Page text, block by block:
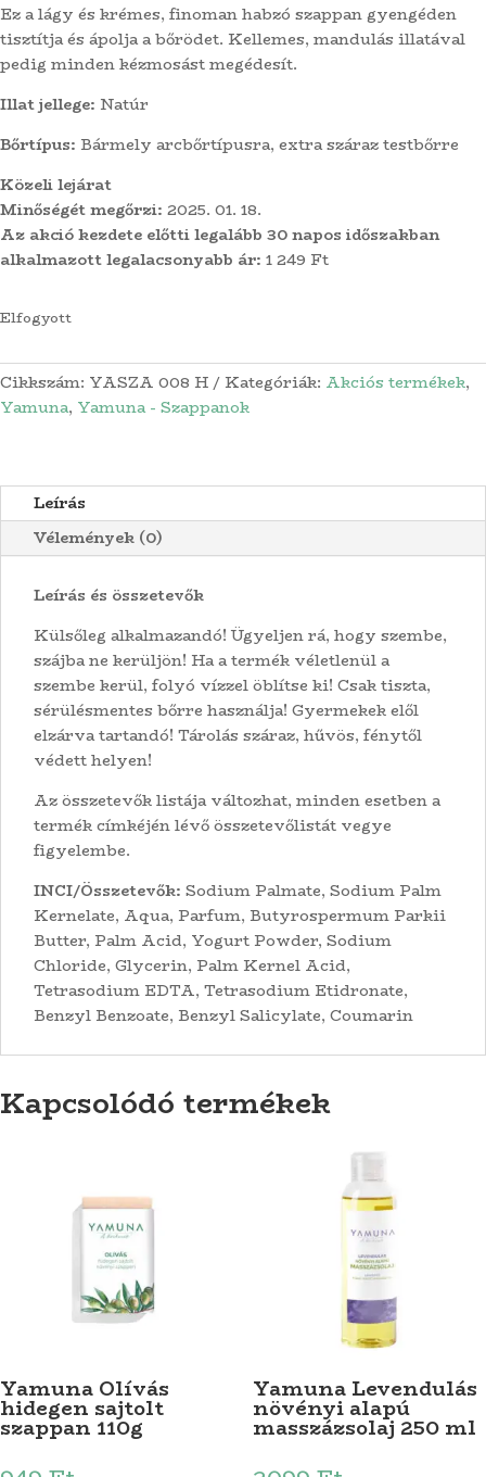
Ez a lágy és krémes, finoman habzó szappan gyengéden
tisztítja és ápolja a bőrödet. Kellemes, mandulás illatával
pedig minden kézmosást megédesít.
Illat jellege: Natúr
Bőrtípus: Bármely arcbőrtípusra, extra száraz testbőrre
Közeli lejárat
Minőségét megőrzi: 2025. 01. 18.
Az akció kezdete előtti legalább 30 napos időszakban
alkalmazott legalacsonyabb ár: 1 249 Ft
Elfogyott
Cikkszám: YASZA 008 H Kategóriák: Akciós termékek,
Yamuna, Yamuna - Szappanok
Leírás
Vélemények (0)
Leírás és összetevők
Külsőleg alkalmazandó! Ügyeljen rá, hogy szembe,
szájba ne kerüljön! Ha a termék véletlenül a
szembe kerül, folyó vízzel öblítse ki! Csak tiszta,
sérülésmentes bőrre használja! Gyermekek elől
elzárva tartandó! Tárolás száraz, hűvös, fénytől
védett helyen!
Az összetevők listája változhat, minden esetben a
termék címkéjén lévő összetevőlistát vegye
figyelembe.
INCI/Összetevők: Sodium Palmate, Sodium Palm
Kernelate, Aqua, Parfum, Butyrospermum Parkii
Butter, Palm Acid, Yogurt Powder, Sodium
Chloride, Glycerin, Palm Kernel Acid,
Tetrasodium EDTA, Tetrasodium Etidronate,
Benzyl Benzoate, Benzyl Salicylate, Coumarin
Kapcsolódó termékek
Yamuna Olívás
hidegen sajtolt
szappan 110g
Yamuna Levendulás
növényi alapú
masszázsolaj 250 ml